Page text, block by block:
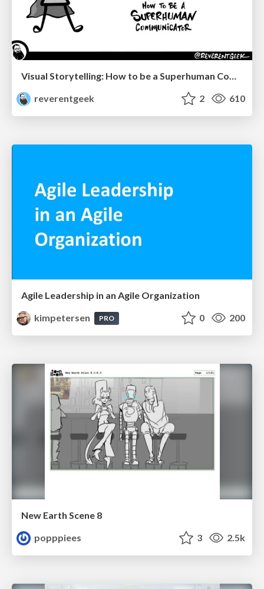
Visual Storytelling: How to be a Superhuman Communicator
reverentgeek
2 610
Agile Leadership in an Agile Organization
kimpetersen
PRO 0 200
New Earth Scene 8
popppiees
3 2.5k